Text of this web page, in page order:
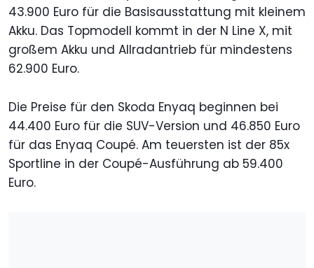
43.900 Euro für die Basisausstattung mit kleinem
Akku. Das Topmodell kommt in der N Line X, mit
großem Akku und Allradantrieb für mindestens
62.900 Euro.
Die Preise für den Skoda Enyaq beginnen bei
44.400 Euro für die SUV-Version und 46.850 Euro
für das Enyaq Coupé. Am teuersten ist der 85x
Sportline in der Coupé-Ausführung ab 59.400
Euro.